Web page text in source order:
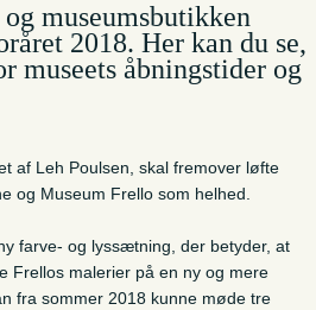
museumsbutikken
2018. Her kan du se,
museets åbningstider og
af Leh Poulsen, skal fremover løfte
og Museum Frello som helhed.
farve- og lyssætning, der betyder, at
Frellos malerier på en ny og mere
fra sommer 2018 kunne møde tre